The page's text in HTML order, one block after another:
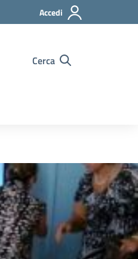
Accedi
Cerca